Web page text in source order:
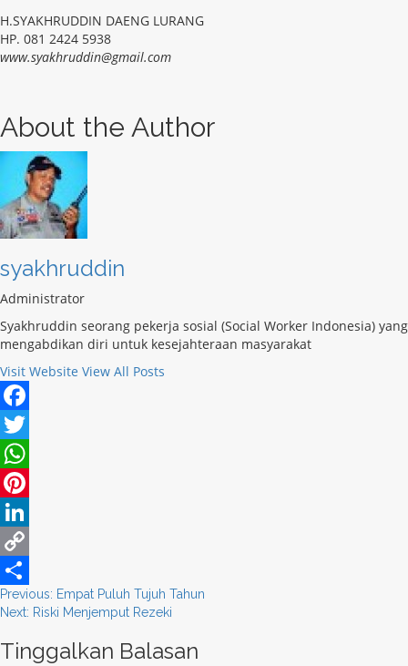
H.SYAKHRUDDIN DAENG LURANG
HP. 081 2424 5938
www.syakhruddin@gmail.com
About the Author
syakhruddin
Administrator
Syakhruddin seorang pekerja sosial (Social Worker Indonesia) yang
mengabdikan diri untuk kesejahteraan masyarakat
Visit Website View All Posts
Facebook
Twitter
WhatsApp
Pinterest
LinkedIn
Copy
Link
Share
Post
navigation
Previous: Empat Puluh Tujuh Tahun
Next: Riski Menjemput Rezeki
Tinggalkan Balasan